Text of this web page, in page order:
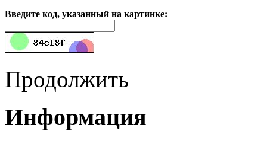
Введите код, указанный на картинке:
Продолжить
Информация